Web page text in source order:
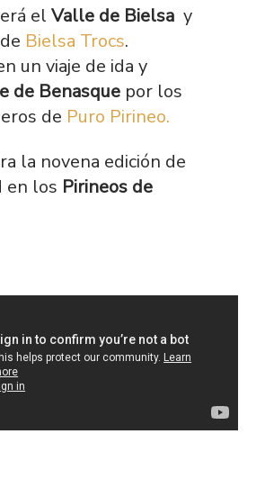
el Valle de Bielsa y
Bielsa Trocs.
un viaje de ida y
de Benasque por los
de Puro Pirineo.
la novena edición de
en los Pirineos de